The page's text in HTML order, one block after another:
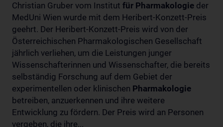
Christian Gruber vom Institut für Pharmakologie der
MedUni Wien wurde mit dem Heribert-Konzett-Preis
geehrt. Der Heribert-Konzett-Preis wird von der
Österreichischen Pharmakologischen Gesellschaft
jährlich verliehen, um die Leistungen junger
Wissenschafterinnen und Wissenschafter, die bereits
selbständig Forschung auf dem Gebiet der
experimentellen oder klinischen Pharmakologie
betreiben, anzuerkennen und ihre weitere
Entwicklung zu fördern. Der Preis wird an Personen
vergeben, die ihre...